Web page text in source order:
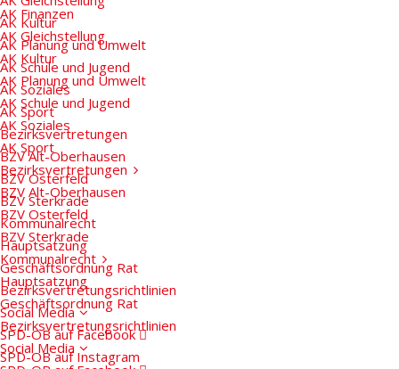
AK Kultur
AK Planung und Umwelt
AK Schule und Jugend
AK Soziales
AK Sport
Bezirksvertretungen
BZV Alt-Oberhausen
BZV Osterfeld
BZV Sterkrade
Kommunalrecht
Hauptsatzung
Geschäftsordnung Rat
Bezirksvertretungs­richtlinien
Social Media
SPD-OB auf Facebook
SPD-OB auf Instagram
AK Finanzen
AK Gleichstellung
AK Kultur
AK Planung und Umwelt
AK Schule und Jugend
AK Soziales
AK Sport
Bezirksvertretungen
BZV Alt-Oberhausen
BZV Osterfeld
BZV Sterkrade
Kommunalrecht
Hauptsatzung
Geschäftsordnung Rat
Bezirksvertretungs­richtlinien
Social Media